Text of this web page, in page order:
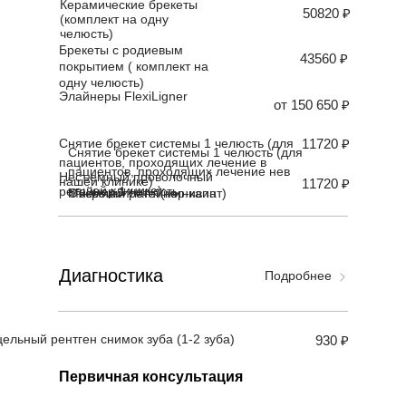
Керамические брекеты
(комплект на одну
челюсть)
Элайнеры FlexiLigner
Несъемный проволочный
ретейнер 1 челюсть
Съемный ретейнер-капа
Микроимплант (минивинт)
Снятие брекет системы 1 челюсть (для
пациентов, проходящих лечение в
нашей клинике)
Снятие брекет системы 1 челюсть (для
пациентов, проходящих лечение нев
нашей клинике)
от 150 650 ₽
11720 ₽
11720 ₽
50820 ₽
Брекеты с родиевым
покрытием ( комплект на
одну челюсть)
43560 ₽
Диагностика
рентген снимок зуба (1-2 зуба)
Первичная консультация
Подробнее
930 ₽